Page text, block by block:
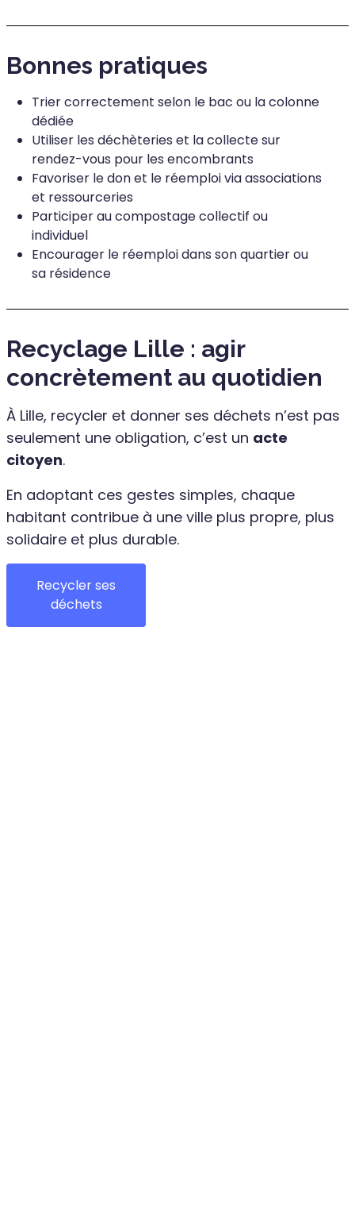
Bonnes pratiques
Trier correctement selon le bac ou la colonne
dédiée
Utiliser les déchèteries et la collecte sur
rendez-vous pour les encombrants
Favoriser le don et le réemploi via associations
et ressourceries
Participer au compostage collectif ou
individuel
Encourager le réemploi dans son quartier ou
sa résidence
Recyclage Lille : agir
concrètement au quotidien
À Lille, recycler et donner ses déchets n’est pas
seulement une obligation, c’est un acte
citoyen.
En adoptant ces gestes simples, chaque
habitant contribue à une ville plus propre, plus
solidaire et plus durable.
Recycler ses
déchets